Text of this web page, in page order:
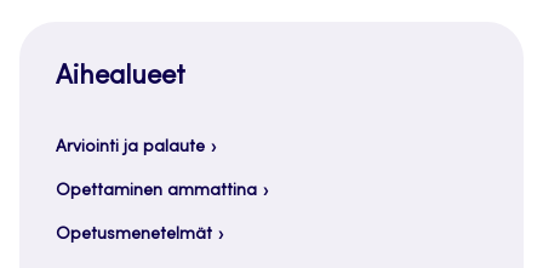
Aihealueet
Arviointi ja palaute
Opettaminen ammattina
Opetusmenetelmät